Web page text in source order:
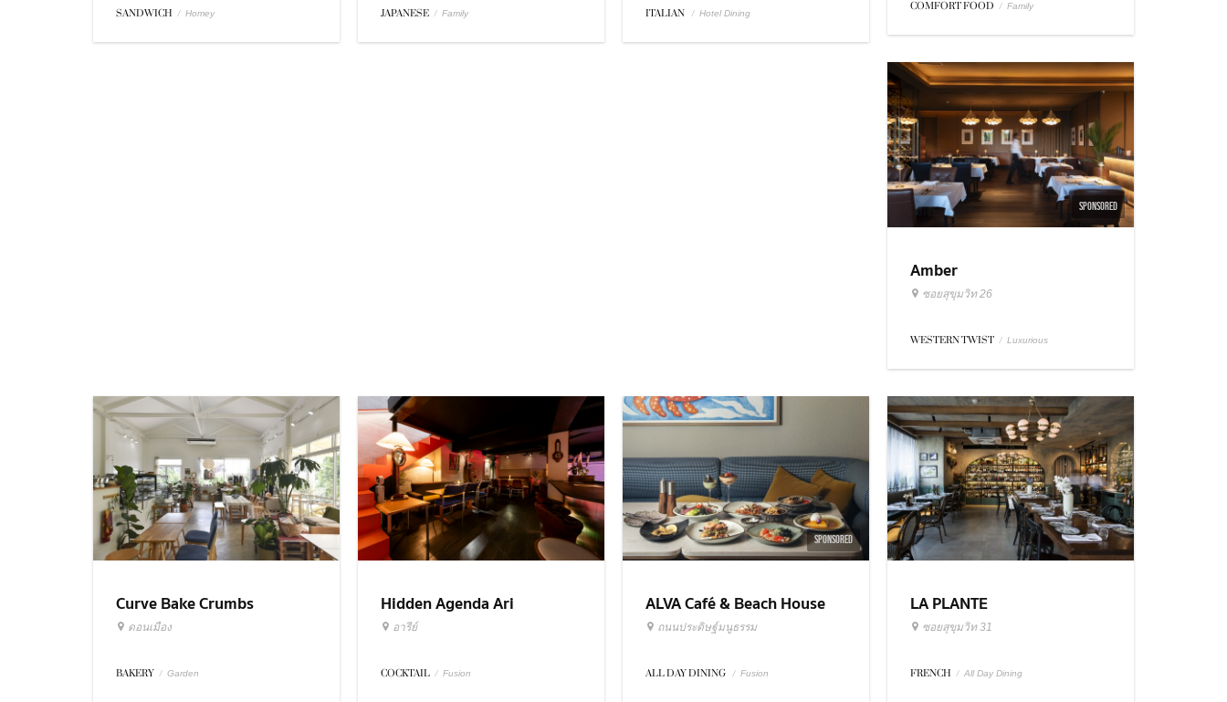
SANDWICH / Homey JAPANESE / Family ITALIAN / Hotel Dining
COMFORT FOOD / Family
SPONSORED
Amber
ซอยสุขุมวิท 26
WESTERN TWIST / Luxurious
Curve Bake Crumbs
ดอนเมือง
BAKERY / Garden
Hidden Agenda Ari
อารีย์
COCKTAIL / Fusion
SPONSORED
ALVA Café & Beach House
ถนนประดิษฐ์มนูธรรม
ALL DAY DINING / Fusion
LA PLANTE
ซอยสุขุมวิท 31
FRENCH / All Day Dining